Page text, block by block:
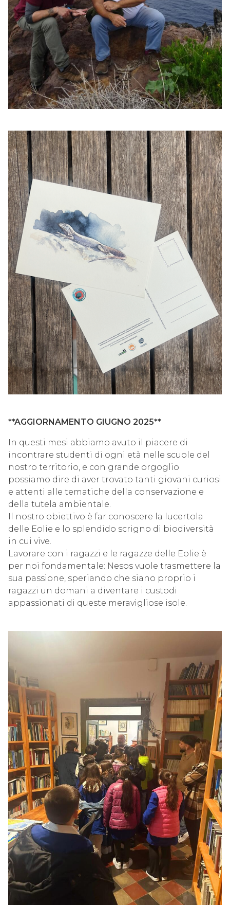
**AGGIORNAMENTO GIUGNO 2025**
In questi mesi abbiamo avuto il piacere di
incontrare studenti di ogni età nelle scuole del
nostro territorio, e con grande orgoglio
possiamo dire di aver trovato tanti giovani curiosi
e attenti alle tematiche della conservazione e
della tutela ambientale.
Il nostro obiettivo è far conoscere la lucertola
delle Eolie e lo splendido scrigno di biodiversità
in cui vive.
Lavorare con i ragazzi e le ragazze delle Eolie è
per noi fondamentale: Nesos vuole trasmettere la
sua passione, speriando che siano proprio i
ragazzi un domani a diventare i custodi
appassionati di queste meravigliose isole.